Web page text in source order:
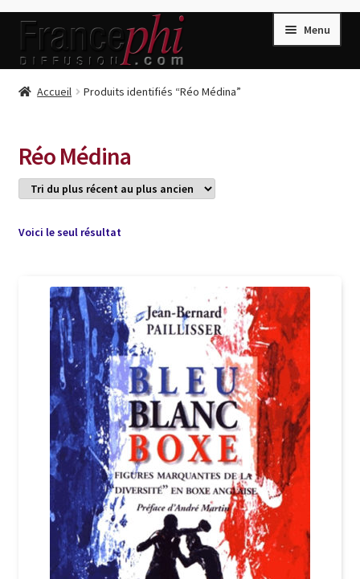
Aller
la
Aller
contenu
Menu
Accueil
Caisse
Conditions de Vente
Connection
Listes d’Envies
Livres de Peter Randa
Livres de Philippe Randa
Login Customizer
Newsletter
Nous Contacter
Panier
Politique de confidentialité et cookies
Qui sommes-nous ?
Soutien à Philippe Randa
Accueil Produits identifiés “Réo Médina”
Réo Médina
Voici le seul résultat